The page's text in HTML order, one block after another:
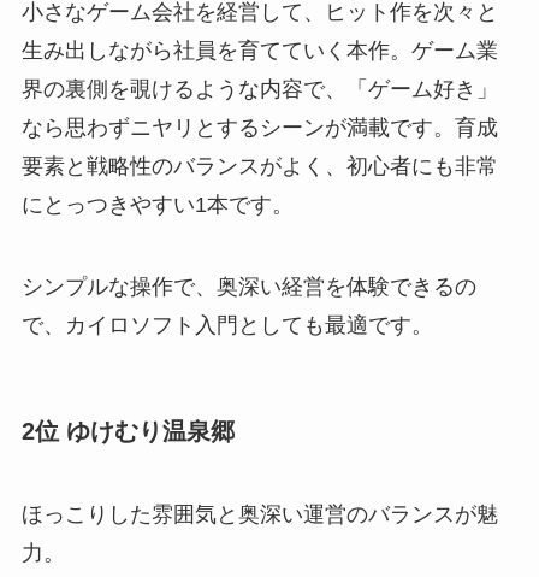
小さなゲーム会社を経営して、ヒット作を次々と
生み出しながら社員を育てていく本作。ゲーム業
界の裏側を覗けるような内容で、「ゲーム好き」
なら思わずニヤリとするシーンが満載です。育成
要素と戦略性のバランスがよく、初心者にも非常
にとっつきやすい1本です。
シンプルな操作で、奥深い経営を体験できるの
で、カイロソフト入門としても最適です。
2位 ゆけむり温泉郷
ほっこりした雰囲気と奥深い運営のバランスが魅
力。